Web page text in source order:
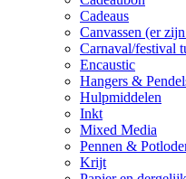
Cadeaus
Canvassen (er
Carnaval/festival
Encaustic
Hangers &
Hulpmiddelen
Inkt
Mixed Media
Pennen &
Krijt